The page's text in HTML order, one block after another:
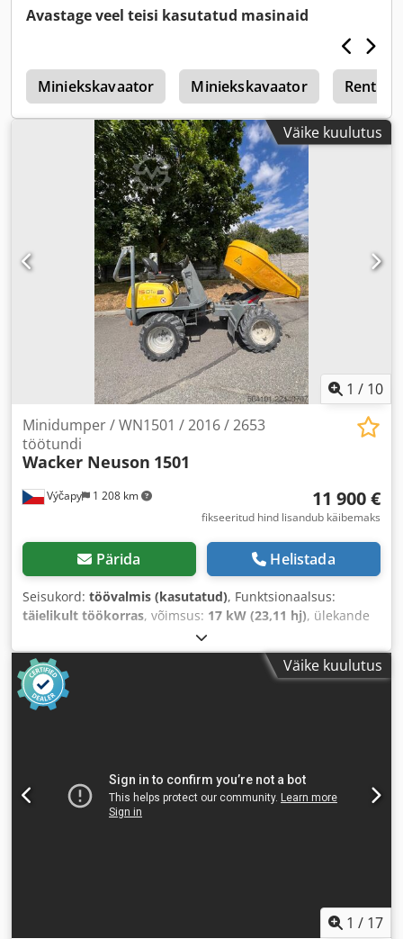
Avastage veel teisi kasutatud masinaid
Miniekskavaator Miniekskavaator
Väike kuulutus
1 / 10
Výčapy 1 208 km
Minidumper / WN1501 / 2016 / 2653
töötundi
Wacker Neuson 1501
11 900 €
fikseeritud hind lisandub käibemaks
Pärida Helistada
Seisukord: töövalmis (kasutatud), Funktsionaalsus:
täielikult töökorras, võimsus: 17 kW (23,11 hj), ülekande
, kütuse tüüp:
tühimass:1 261 kg, maksimaalne kandevõime:1 500 kg,
Ehitusaasta:
, Varustus:nelikvedu,
Väike kuulutus
1 / 17